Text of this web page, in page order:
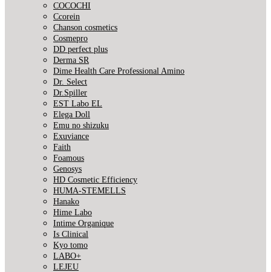
COCOCHI
Ccorein
Chanson cosmetics
Cosmepro
DD perfect plus
Derma SR
Dime Health Care Professional Amino
Dr. Select
Dr.Spiller
EST Labo EL
Elega Doll
Emu no shizuku
Exuviance
Faith
Foamous
Genosys
HD Cosmetic Efficiency
HUMA-STEMELLS
Hanako
Hime Labo
Intime Organique
Is Clinical
Kyo tomo
LABO+
LEJEU